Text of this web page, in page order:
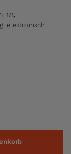
1/1,
elektronisch